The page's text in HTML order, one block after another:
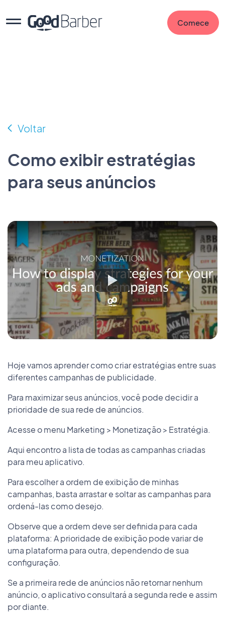
Comece
Voltar
Como exibir estratégias
para seus anúncios
Hoje vamos aprender como criar estratégias entre suas
diferentes campanhas de publicidade.
Para maximizar seus anúncios, você pode decidir a
prioridade de sua rede de anúncios.
Acesse o menu Marketing > Monetização > Estratégia.
Aqui encontro a lista de todas as campanhas criadas
para meu aplicativo.
Para escolher a ordem de exibição de minhas
campanhas, basta arrastar e soltar as campanhas para
ordená-las como desejo.
Observe que a ordem deve ser definida para cada
plataforma: A prioridade de exibição pode variar de
uma plataforma para outra, dependendo de sua
configuração.
Se a primeira rede de anúncios não retornar nenhum
anúncio, o aplicativo consultará a segunda rede e assim
por diante.